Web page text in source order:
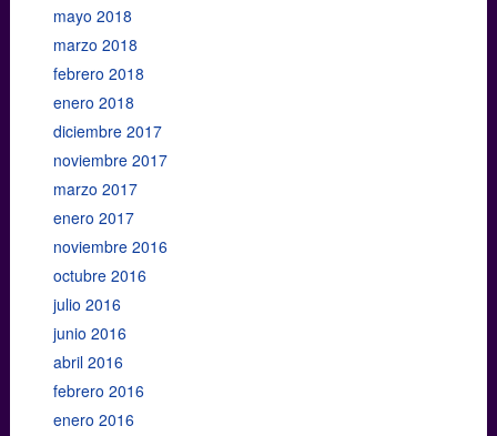
mayo 2018
marzo 2018
febrero 2018
enero 2018
diciembre 2017
noviembre 2017
marzo 2017
enero 2017
noviembre 2016
octubre 2016
julio 2016
junio 2016
abril 2016
febrero 2016
enero 2016